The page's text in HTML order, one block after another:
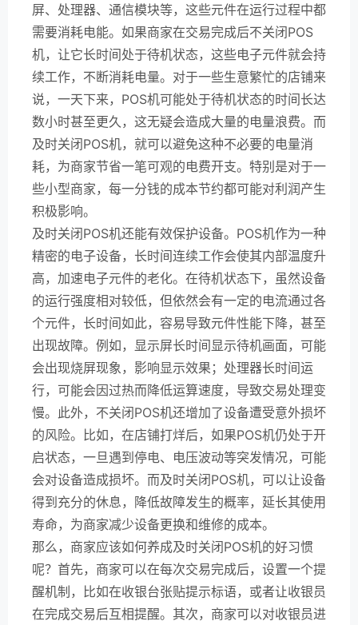
屏、处理器、通信模块等，这些元件在运行过程中都
需要消耗电能。如果商家在交易完成后不关闭POS
机，让它长时间处于待机状态，这些电子元件就会持
续工作，不断消耗电量。对于一些生意繁忙的店铺来
说，一天下来，POS机可能处于待机状态的时间长达
数小时甚至更久，这无疑会造成大量的电量浪费。而
及时关闭POS机，就可以避免这种不必要的电量消
耗，为商家节省一笔可观的电费开支。特别是对于一
些小型商家，每一分钱的成本节约都可能对利润产生
积极影响。
及时关闭POS机还能有效保护设备。POS机作为一种
精密的电子设备，长时间连续工作会使其内部温度升
高，加速电子元件的老化。在待机状态下，虽然设备
的运行强度相对较低，但依然会有一定的电流通过各
个元件，长时间如此，容易导致元件性能下降，甚至
出现故障。例如，显示屏长时间显示待机画面，可能
会出现烧屏现象，影响显示效果；处理器长时间运
行，可能会因过热而降低运算速度，导致交易处理变
慢。此外，不关闭POS机还增加了设备遭受意外损坏
的风险。比如，在店铺打烊后，如果POS机仍处于开
启状态，一旦遇到停电、电压波动等突发情况，可能
会对设备造成损坏。而及时关闭POS机，可以让设备
得到充分的休息，降低故障发生的概率，延长其使用
寿命，为商家减少设备更换和维修的成本。
那么，商家应该如何养成及时关闭POS机的好习惯
呢？首先，商家可以在每次交易完成后，设置一个提
醒机制，比如在收银台张贴提示标语，或者让收银员
在完成交易后互相提醒。其次，商家可以对收银员进